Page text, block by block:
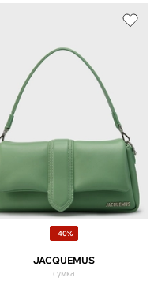
-40%
JACQUEMUS
сумка